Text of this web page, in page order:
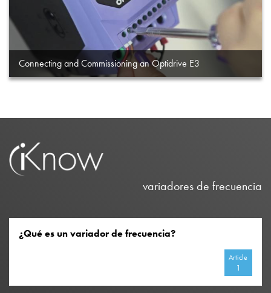
Connecting and Commissioning an Optidrive E3
variadores de frecuencia
¿Qué es un variador de frecuencia?
Article
1